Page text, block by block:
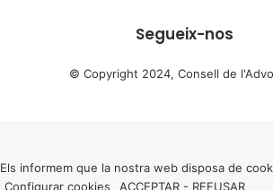
Segueix-nos
© Copyright 2024, Consell de
button
Els informem que la nostra web disposa de
Configurar cookies
ACCEPTAR - REFUSAR